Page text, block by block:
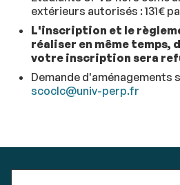
extérieurs autorisés : 131€
L'inscription et le
réaliser en même temps,
votre inscription sera
Demande
scoclc@univ-perp.fr